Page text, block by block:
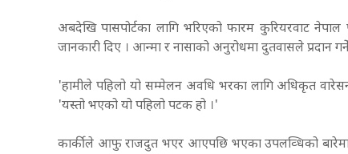
अबदेखि पासपोर्टका लागि भरिएको फारम कुरियरवाट
जानकारी दिए । आन्मा र नासाको अनुरोधमा दुतवासले प्रदान
'हामीले पहिलो यो सम्मेलन अवधि भरका लागि अधिकृत
'यस्तो भएको यो पहिलो पटक हो ।'
कार्कीले आफु राजदुत भएर आएपछि भएका उपलव्धिको